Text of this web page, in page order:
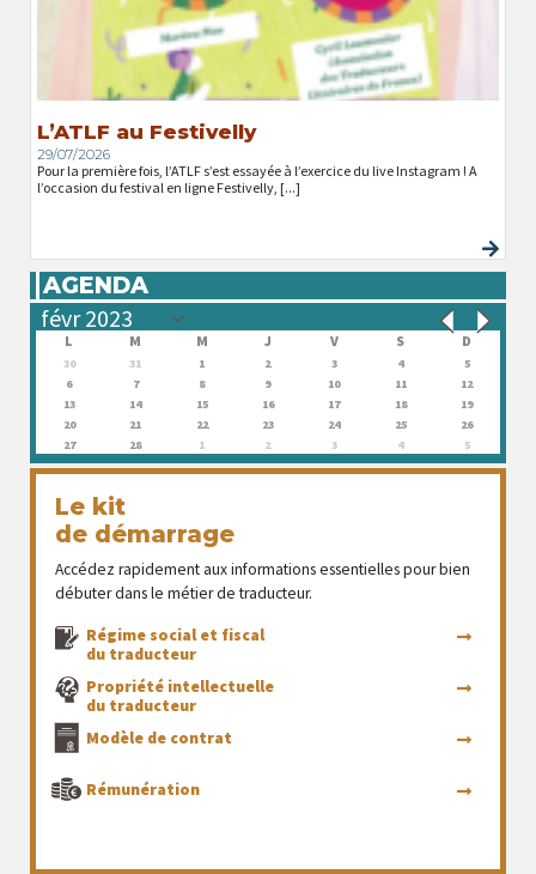
L’ATLF au Festivelly
29/07/2026
Pour la première fois, l’ATLF s’est essayée à l’exercice du live Instagram ! A
l’occasion du festival en ligne Festivelly, [...]
AGENDA
L M M J V S D
30 31 1 2 3 4
5
6
7 8 9 10 11
12
13
14 15 16 17 18
19
20
21 22 23 24 25
26
27
28 1 2 3 4 5
Le kit
de démarrage
Accédez rapidement aux informations essentielles pour bien
débuter dans le métier de traducteur.
Régime social et fiscal
du traducteur
Propriété intellectuelle
du traducteur
Modèle de contrat
Rémunération